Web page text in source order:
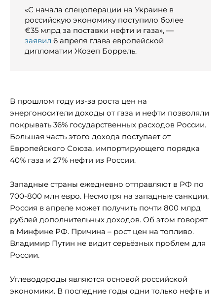
«С начала спецоперации на Украине в
российскую экономику поступило более
€35 млрд за поставки нефти и газа», —
заявил 6 апреля глава европейской
дипломатии Жозеп Боррель.
В прошлом году из-за роста цен на
энергоносители доходы от газа и нефти позволяли
покрывать 36% государственных расходов России.
Большая часть этого дохода поступает от
Европейского Союза, импортирующего порядка
40% газа и 27% нефти из России.
Западные страны ежедневно отправляют в РФ по
700-800 млн евро. Несмотря на западные санкции,
Россия в апреле может получить почти 800 млрд
рублей дополнительных доходов. Об этом говорят
в Минфине РФ. Причина – рост цен на топливо.
Владимир Путин не видит серьёзных проблем для
России.
Углеводороды являются основой российской
экономики. В последние годы одни только нефть и